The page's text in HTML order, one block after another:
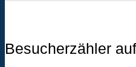
Besucherzähler